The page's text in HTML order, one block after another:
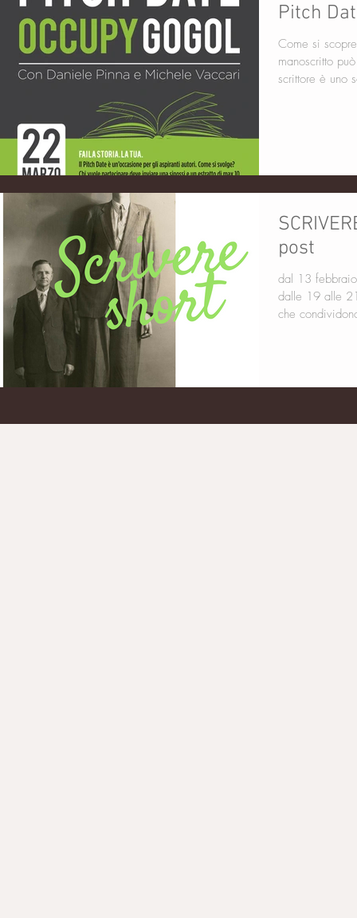
Pitch
Come si scopre il talento?
manoscritto può
scrittore è uno
post
dal 13 febbraio al
dalle 19 alle
che